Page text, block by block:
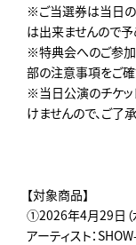
※ご当選券は当日の
は出来ませんので予
※特典会へのご参
部の注意事項をご確
※当日公演のチケッ
けませんので、ご了
【対象商品】
①2026年4月29日（
アーティスト：